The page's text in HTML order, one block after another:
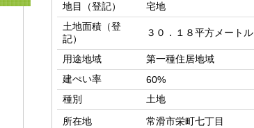
地目（登記）
宅地
土地面積（登
記）
３０．１８平方メートル
用途地域
第一種住居地域
建ぺい率
60%
種別
土地
所在地
常滑市栄町七丁目